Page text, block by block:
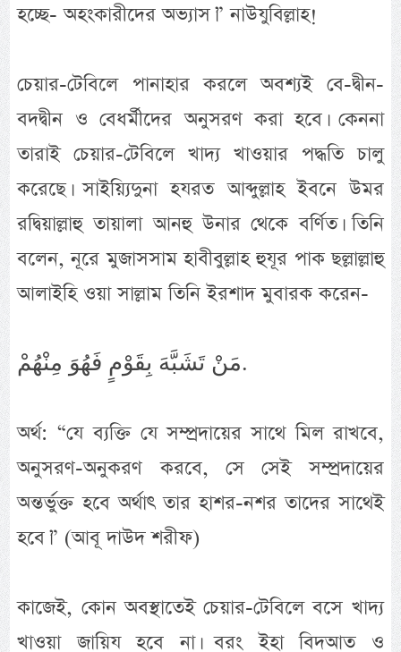
হচ্ছে- অহংকারীদের অভ্যাস।” নাউযুবিল্লাহ!
চেয়ার-টেবিলে পানাহার করলে অবশ্যই বে-দ্বীন-
বদদ্বীন ও বেধর্মীদের অনুসরণ করা হবে। কেননা
তারাই চেয়ার-টেবিলে খাদ্য খাওয়ার পদ্ধতি চালু
করেছে। সাইয়্যিদুনা হযরত আব্দুল্লাহ ইবনে উমর
রদ্বিয়াল্লাহু তায়ালা আনহু উনার থেকে বর্ণিত। তিনি
বলেন, নূরে মুজাসসাম হাবীবুল্লাহ হুযূর পাক ছল্লাল্লাহু
আলাইহি ওয়া সাল্লাম তিনি ইরশাদ মুবারক করেন-
مَنْ تَشَبَّهَ بِقَوْمٍ فَهُوَ مِنْهُمْ.
অর্থ: “যে ব্যক্তি যে সম্প্রদায়ের সাথে মিল রাখবে,
অনুসরণ-অনুকরণ করবে, সে সেই সম্প্রদায়ের
অন্তর্ভুক্ত হবে অর্থাৎ তার হাশর-নশর তাদের সাথেই
হবে।” (আবূ দাউদ শরীফ)
কাজেই, কোন অবস্থাতেই চেয়ার-টেবিলে বসে খাদ্য
খাওয়া জায়িয হবে না। বরং ইহা বিদআত ও